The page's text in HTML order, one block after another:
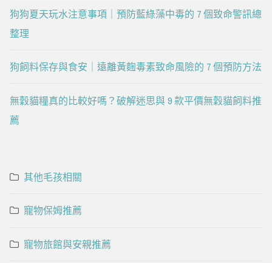
狗狗夏天玩水注意事項｜預防藍綠藻中毒的 7 個致命警訊總
整理
狗飼料保存與食安｜遠離黃麴毒素致命風險的 7 個預防方法
無穀貓糧真的比較好嗎？破解迷思與 9 款平價無穀貓飼料推
薦
其他毛孩相關
寵物保姆推薦
寵物旅館與安親推薦